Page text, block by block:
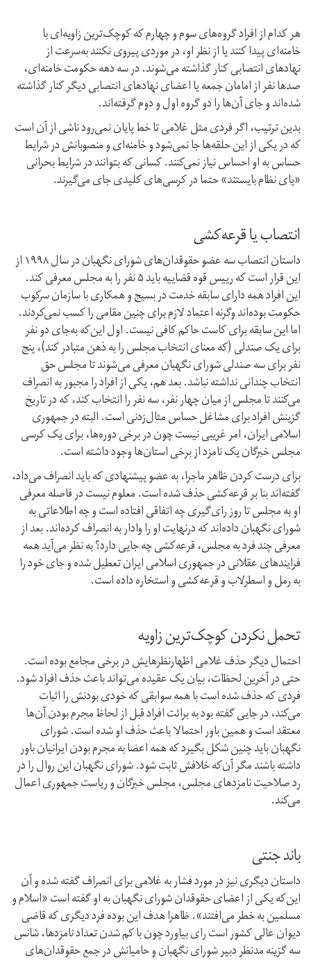
هر کدام از افراد گروه‌های سوم و چهارم که کوچک‌ترین زاویه‌ای با
خامنه‌ای پیدا کنند یا از نظر او، در موردی پیروی نکنند به‌سرعت از
نهادهای انتصابی کنار گذاشته می‌شوند. در سه دهه حکومت خامنه‌ای،
صدها نفر از امامان جمعه یا اعضای نهادهای انتصابی دیگر کنار گذاشته
شده‌اند و جای آن‌ها را دو گروه اول و دوم گرفته‌اند.
بدین ترتیب، اگر فردی مثل غلامی تا خط پایان نمی‌رود ناشی از آن است
که در یکی از این حلقه‌ها جا نمی‌شود و خامنه‌ای و منصوبانش در شرایط
حساس به او احساس نیاز نمی‌کنند. کسانی که بتوانند در شرایط بحرانی
«پای نظام بایستند» حتما در کرسی‌های کلیدی جای می‌گیرند.
انتصاب یا قرعه‌کشی
داستان انتصاب سه عضو حقوقدان‌های شورای نگهبان در سال ۱۹۹۸ از
این قرار است که رییس قوه‌ قضاییه باید ۵ نفر را به مجلس معرفی کند.
این افراد همه دارای سابقه خدمت در بسیج و همکاری با سازمان سرکوب
حکومت بوده‌اند وگرنه اعتماد لازم برای چنین مقامی را کسب نمی‌کردند.
اما این سابقه برای کاست حاکم کافی نیست. اول این‌که به‌جای دو نفر
برای یک صندلی (که معنای انتخاب مجلس را به ذهن متبادر کند)، پنج
نفر برای سه صندلی شورای نگهبان معرفی می‌شوند تا مجلس حق
انتخاب چندانی نداشته نباشد. بعد هم، یکی از افراد را مجبور به انصراف
می‌کنند تا مجلس از میان چهار نفر، سه نفر را انتخاب کند، که در تاریخ
گزینش افراد برای مشاغل حساس مثال‌زدنی است. البته در جمهوری
اسلامی ایران، امر غریبی نیست چون در برخی دوره‌ها، برای یک کرسی
مجلس خبرگان یک نامزد از برخی استان‌ها وجود داشته است.
برای درست کردن ظاهر ماجرا، به عضو پیشنهادی که باید انصراف می‌داد،
گفته‌اند بنا بر قرعه‌کشی حذف شده است. معلوم نیست در فاصله‌ معرفی
او به مجلس تا روز رای‌گیری چه اتفاقی افتاده است و چه اطلاعاتی به
شورای نگهبان داده‌اند که درنهایت او را وادار به انصراف کرده‌اند. بعد از
معرفی چند فرد به مجلس، قرعه‌کشی چه جایی دارد؟ به نظر می‌آید همه‌
فرایندهای عقلانی در جمهوری اسلامی ایران تعطیل شده و جای خود را
به رمل و اسطرلاب و قرعه‌کشی و استخاره داده است.
تحمل نکردن کوچک‌ترین زاویه
احتمال دیگر حذف غلامی اظهار‌نظرهایش در برخی مجامع بوده است.
حتی در آخرین لحظات، بیان یک عقیده می‌تواند باعث حذف افراد شود.
فردی که حذف شده است با همه‌ سوابقی که خودی بودنش را اثبات
می‌کند، در جایی گفته بود به برائت افراد قبل از لحاظ مجرم بودن آن‌ها
معتقد است و همین باور احتمالا باعث حذف او شده است. شورای
نگهبان باید چنین شکل بگیرد که همه‌ اعضا به مجرم بودن ایرانیان باور
داشته باشند مگر آن‌که خلافش ثابت شود. شورای نگهبان این روال را در
رد صلاحیت نامزدهای مجلس، مجلس خبرگان و ریاست جمهوری اعمال
می‌کند.
باند جنتی
داستان دیگری نیز در مورد فشار به غلامی برای انصراف گفته شده و آن
این‌‌که یکی از اعضای حقوقدان شورای نگهبان به او گفته است «اسلام و
مسلمین به خطر می‌افتند». ظاهرا هدف این بوده فرد دیگری که قاضی
دیوان عالی کشور است رای بیاورد چون با کم شدن تعداد نامزدها، شانس
سه گزینه‌ مدنظر دبیر شورای نگهبان و حامیانش در جمع حقوقدان‌های